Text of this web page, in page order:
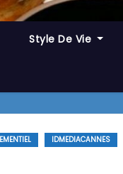
Style De Vie
IDMEDIACANNES